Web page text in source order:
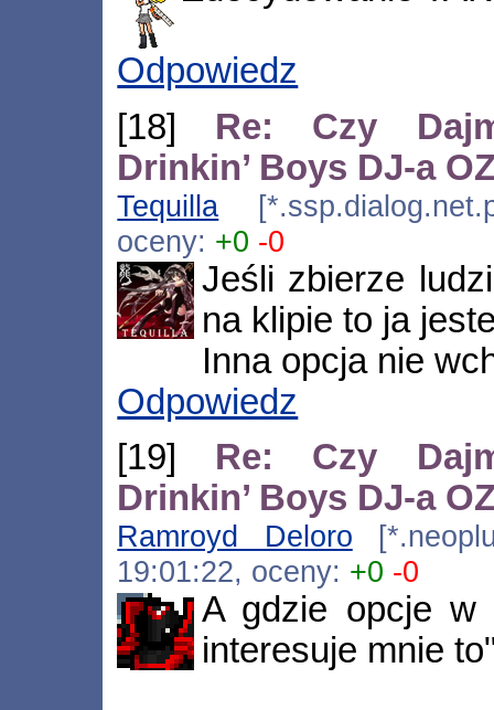
Odpowiedz
[18] Re: Czy
Drinkin’ Boys DJ-a
Tequilla
oceny: +0 -0
Jeśli zbierze
na klipie to ja
Inna opcja nie
Odpowiedz
[19] Re: Czy
Drinkin’ Boys DJ-a
Ramroyd Deloro
19:01:22, oceny: +0 -0
A gdzie opcje
interesuje mnie